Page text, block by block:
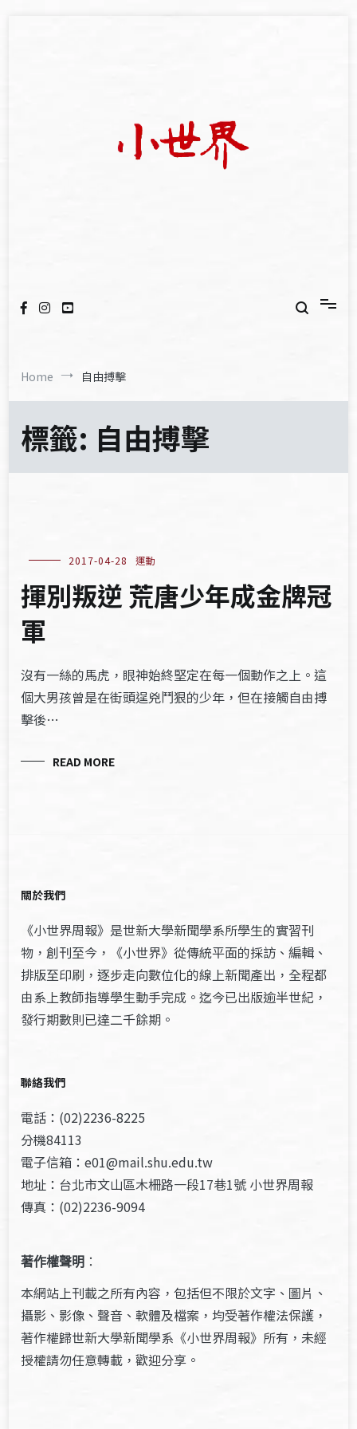
Home 自由搏擊
標籤: 自由搏擊
2017-04-28 運動
揮別叛逆 荒唐少年成金牌冠
軍
沒有一絲的馬虎，眼神始終堅定在每一個動作之上。這
個大男孩曾是在街頭逞兇鬥狠的少年，但在接觸自由搏
擊後…
READ MORE
關於我們
《小世界周報》是世新大學新聞學系所學生的實習刊
物，創刊至今，《小世界》從傳統平面的採訪、編輯、
排版至印刷，逐步走向數位化的線上新聞產出，全程都
由系上教師指導學生動手完成。迄今已出版逾半世紀，
發行期數則已達二千餘期。
聯絡我們
電話：(02)2236-8225
分機84113
電子信箱：e01@mail.shu.edu.tw
地址：台北市文山區木柵路一段17巷1號 小世界周報
傳真：(02)2236-9094
著作權聲明 ：
本網站上刊載之所有內容，包括但不限於文字、圖片、
攝影、影像、聲音、軟體及檔案，均受著作權法保護，
著作權歸世新大學新聞學系《小世界周報》所有，未經
授權請勿任意轉載，歡迎分享。